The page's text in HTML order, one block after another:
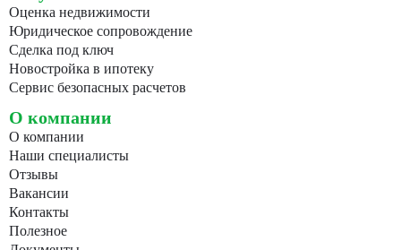
Оценка недвижимости
Юридическое сопровождение
Сделка под ключ
Новостройка в ипотеку
Сервис безопасных расчетов
О компании
О компании
Наши специалисты
Отзывы
Вакансии
Контакты
Полезное